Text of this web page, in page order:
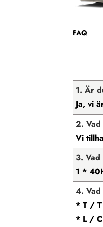
FAQ
1. Är
Ja, vi
2.
Vi
3.
1 *
4. Vad
* T / T
* L /